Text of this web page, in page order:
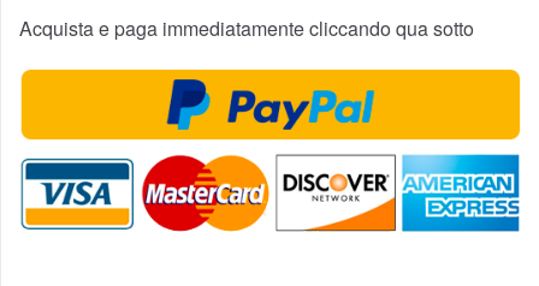
Acquista e paga immediatamente cliccando qua sotto